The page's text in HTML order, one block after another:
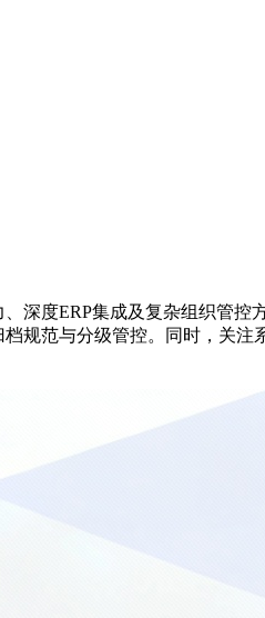
深度ERP集成及复杂组织管控
规范与分级管控。同时，关注